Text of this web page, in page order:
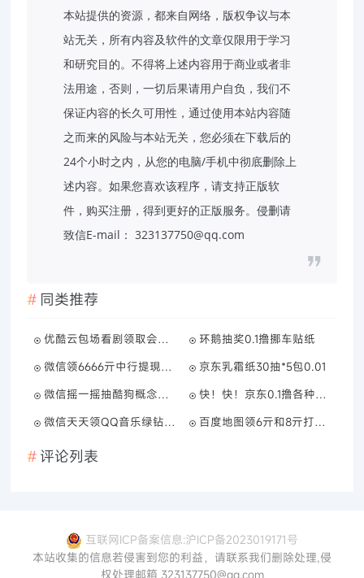
本站提供的资源，都来自网络，版权争议与本
站无关，所有内容及软件的文章仅限用于学习
和研究目的。不得将上述内容用于商业或者非
法用途，否则，一切后果请用户自负，我们不
保证内容的长久可用性，通过使用本站内容随
之而来的风险与本站无关，您必须在下载后的
24个小时之内，从您的电脑/手机中彻底删除上
述内容。如果您喜欢该程序，请支持正版软
件，购买注册，得到更好的正版服务。侵删请
致信E-mail： 323137750@qq.com
同类推荐
优酷云包场看剧领取会员月卡
环鹅抽奖0.1撸挪车贴纸
微信领6666亓中行提現免费券
京东乳霜纸30抽*5包0.01
微信摇一摇抽酷狗概念版会员
快！快！京东0.1撸各种实物
微信天天领QQ音乐绿钻周卡
百度地图领6亓和8亓打车券
评论列表
互联网ICP备案信息:沪ICP备2023019171号
本站收集的信息若侵害到您的利益，请联系我们删除处理,侵
权处理邮箱 323137750@qq.com